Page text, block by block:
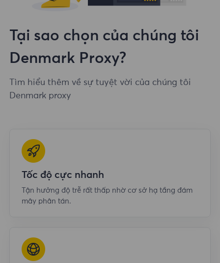
Tại sao chọn của chúng tôi
Denmark Proxy?
Tìm hiểu thêm về sự tuyệt vời của chúng tôi
Denmark proxy
Tốc độ cực nhanh
Tận hưởng độ trễ rất thấp nhờ cơ sở hạ tầng đám
mây phân tán.